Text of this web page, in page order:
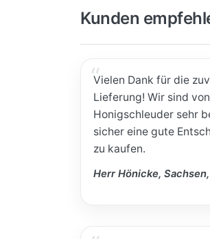
Kunden
Vielen Dank für die
Lieferung! Wir sind
Honigschleuder sehr
sicher eine gute
zu kaufen.
Herr Hönicke,